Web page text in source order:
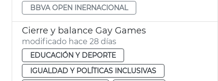
BBVA OPEN INERNACIONAL
Cierre y balance Gay Games
modificado hace 28 días
EDUCACIÓN Y DEPORTE
IGUALDAD Y POLÍTICAS INCLUSIVAS